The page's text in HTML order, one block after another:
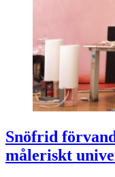
Snöfrid
måleriskt